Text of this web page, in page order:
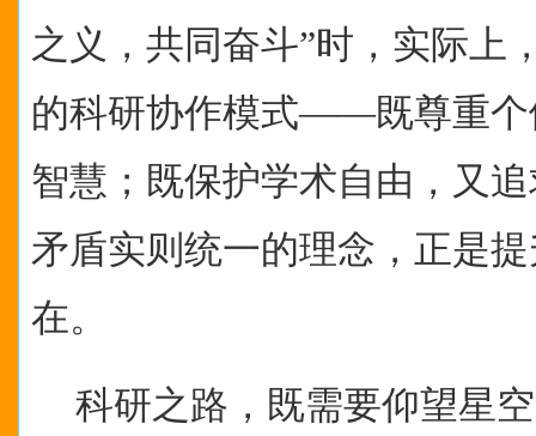
之义，共同奋斗”时，实际上
的科研协作模式——既尊重个
智慧；既保护学术自由，又
矛盾实则统一的理念，正是
在。
科研之路，既需要仰望星